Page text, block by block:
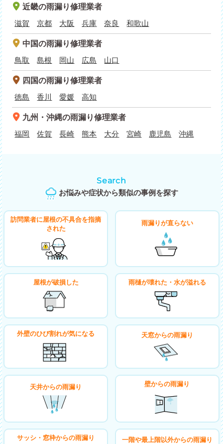
近畿の雨漏り修理業者
滋賀
京都 大阪 兵庫 奈良 和歌山
中国の雨漏り修理業者
鳥取
島根 岡山 広島 山口
四国の雨漏り修理業者
徳島
香川 愛媛 高知
九州・沖縄の雨漏り修理業者
福岡
佐賀 長崎 熊本 大分 宮崎 鹿児島 沖縄
お悩みや症状から類似の事例を探す
Search
訪問業者に屋根の不具合を指摘
された
雨漏りが直らない
屋根が破損した 雨樋が壊れた・水が溢れる
外壁のひび割れが気になる 天窓からの雨漏り
天井からの雨漏り 壁からの雨漏り
サッシ・窓枠からの雨漏り 一階や最上階以外からの雨漏り